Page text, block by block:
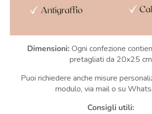
Dimensioni: Ogni confezione
pretagliati da 20x25 cm
Puoi richiedere anche misure
modulo, via mail o su
Consigli utili: